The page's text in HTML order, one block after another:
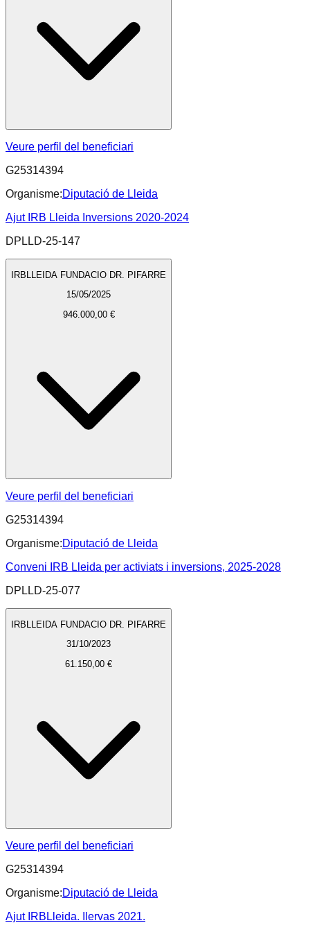
Veure perfil del beneficiari
G25314394
Organisme:Diputació de Lleida
Ajut IRB Lleida Inversions 2020-2024
DPLLD-25-147
IRBLLEIDA FUNDACIO DR. PIFARRE
15/05/2025
946.000,00 €
Veure perfil del beneficiari
G25314394
Organisme:Diputació de Lleida
Conveni IRB Lleida per activiats i inversions, 2025-2028
DPLLD-25-077
IRBLLEIDA FUNDACIO DR. PIFARRE
31/10/2023
61.150,00 €
Veure perfil del beneficiari
G25314394
Organisme:Diputació de Lleida
Ajut IRBLleida. Ilervas 2021.